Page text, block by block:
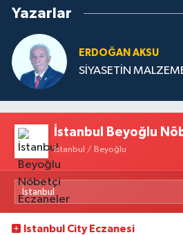
Yazarlar
ERDOĞAN AKSU
SİYASETİN
İstanbul Beyoğlu
İstanbul / Beyoğlu
Istanbul City Eczanesi